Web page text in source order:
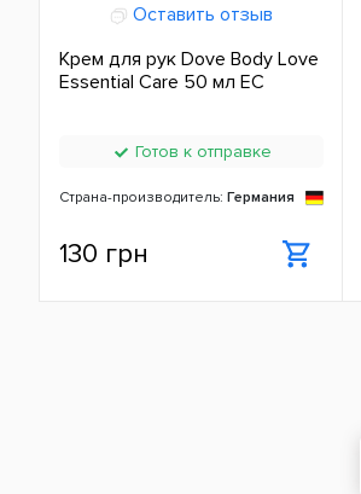
Оставить отзыв
Крем для рук Dove Body Love
Essential Care 50 мл ЕС
Готов к отправке
Страна-производитель: Германия
130 грн